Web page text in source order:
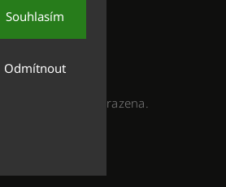
Odmítnout
Souhlasím
. Všechna práva vyhrazena.